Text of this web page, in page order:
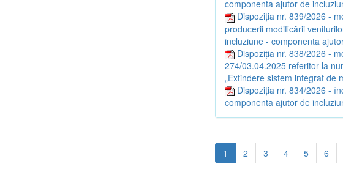
componenta ajutor de
Dispoziția nr. 839/2026 -
producerii modificării
incluziune - componenta
Dispoziția nr. 838/2026 -
274/03.04.2025 referitor la
„Extindere sistem integrat de
Dispoziția nr. 834/2026 -
componenta ajutor de
1 2 3 4 5 6